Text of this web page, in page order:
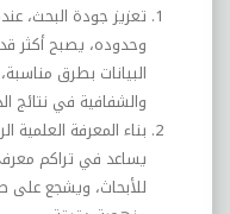
تعزيز جودة البحث،
وحدوده، يصبح أكثر
البيانات بطرق
والشفافية في نتائج
بناء المعرفة
يساعد في تراكم
للأبحاث، ويشجع على